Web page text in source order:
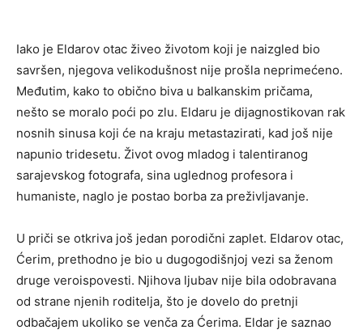
Iako je Eldarov otac živeo životom koji je naizgled bio
savršen, njegova velikodušnost nije prošla neprimećeno.
Međutim, kako to obično biva u balkanskim pričama,
nešto se moralo poći po zlu. Eldaru je dijagnostikovan rak
nosnih sinusa koji će na kraju metastazirati, kad još nije
napunio tridesetu. Život ovog mladog i talentiranog
sarajevskog fotografa, sina uglednog profesora i
humaniste, naglo je postao borba za preživljavanje.
U priči se otkriva još jedan porodični zaplet. Eldarov otac,
Ćerim, prethodno je bio u dugogodišnjoj vezi sa ženom
druge veroispovesti. Njihova ljubav nije bila odobravana
od strane njenih roditelja, što je dovelo do pretnji
odbačajem ukoliko se venča za Ćerima. Eldar je saznao